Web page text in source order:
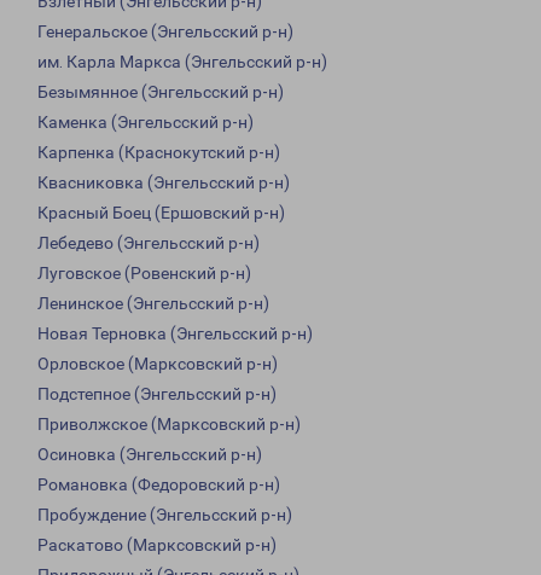
Генеральское (Энгельсский р-н)
им. Карла Маркса (Энгельсский р-н)
Безымянное (Энгельсский р-н)
Каменка (Энгельсский р-н)
Карпенка (Краснокутский р-н)
Квасниковка (Энгельсский р-н)
Красный Боец (Ершовский р-н)
Лебедево (Энгельсский р-н)
Луговское (Ровенский р-н)
Ленинское (Энгельсский р-н)
Новая Терновка (Энгельсский р-н)
Орловское (Марксовский р-н)
Подстепное (Энгельсский р-н)
Приволжское (Марксовский р-н)
Осиновка (Энгельсский р-н)
Романовка (Федоровский р-н)
Пробуждение (Энгельсский р-н)
Раскатово (Марксовский р-н)